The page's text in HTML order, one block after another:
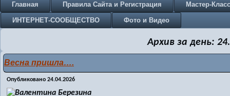
Главная Правила Сайта и Регистрация Мастер-
ИНТЕРНЕТ-СООБЩЕСТВО Фото и Видео
Архив за день:
Весна пришла….
Опубликовано 24.04.2026